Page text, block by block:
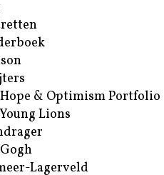
& Optimism Portfolio
Lions
Lagerveld